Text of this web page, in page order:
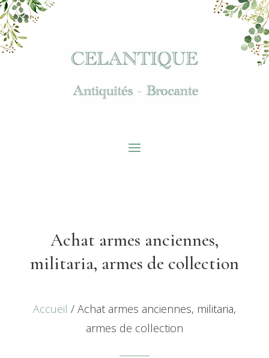
Achat armes anciennes,
militaria, armes de collection
Accueil / Achat armes anciennes, militaria,
armes de collection